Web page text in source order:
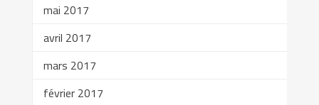
mai 2017
avril 2017
mars 2017
février 2017